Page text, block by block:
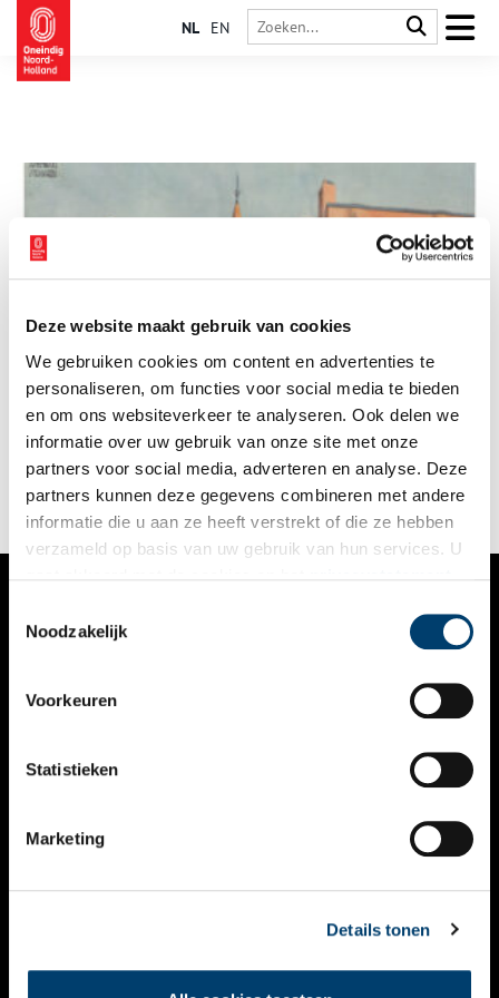
Deze website maakt gebruik van cookies
We gebruiken cookies om content en advertenties te
personaliseren, om functies voor social media te bieden
en om ons websiteverkeer te analyseren. Ook delen we
informatie over uw gebruik van onze site met onze
partners voor social media, adverteren en analyse. Deze
partners kunnen deze gegevens combineren met andere
informatie die u aan ze heeft verstrekt of die ze hebben
verzameld op basis van uw gebruik van hun services. U
Noodzakelijk
Voorkeuren
Statistieken
Marketing
Details tonen
NL EN
vergaarde
Arbeiderspaleizen werden ze genoemd, de sierlijke en
kleurrijke woonblokken die architect en kunstenaar Michel de
Klerk (1884-1923) ontwierp voor het Amsterdamse
Spaarndammerplantsoen (Het Schip) en De Dageraad in De
Pijp.
VERHALEN
KALENDER
THEMA’S
VIDEO’S
CONTACT